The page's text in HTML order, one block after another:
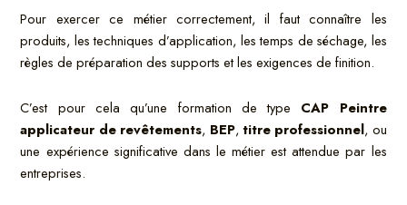
Pour exercer ce métier correctement, il faut connaître les
produits, les techniques d’application, les temps de séchage, les
règles de préparation des supports et les exigences de finition.
C’est pour cela qu’une formation de type CAP Peintre
applicateur de revêtements, BEP, titre professionnel, ou
une expérience significative dans le métier est attendue par les
entreprises.